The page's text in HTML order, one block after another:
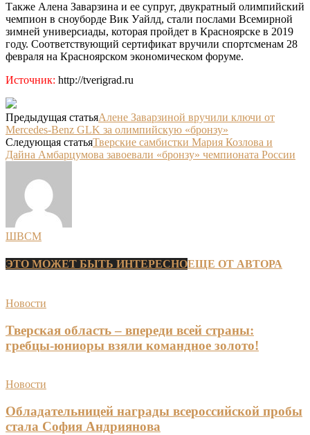
Также Алена Заварзина и ее супруг, двукратный олимпийский
чемпион в сноуборде Вик Уайлд, стали послами Всемирной
зимней универсиады, которая пройдет в Красноярске в 2019
году. Соответствующий сертификат вручили спортсменам 28
февраля на Красноярском экономическом форуме.
Источник: http://tverigrad.ru
Предыдущая статьяАлене Заварзиной вручили ключи от
Mercedes-Benz GLK за олимпийскую «бронзу»
Следующая статьяТверские самбистки Мария Козлова и
Дайна Амбарцумова завоевали «бронзу» чемпионата России
ШВСМ
ЭТО МОЖЕТ БЫТЬ ИНТЕРЕСНОЕЩЕ ОТ АВТОРА
Новости
Тверская область – впереди всей страны:
гребцы-юниоры взяли командное золото!
Новости
Обладательницей награды всероссийской пробы
стала София Андриянова